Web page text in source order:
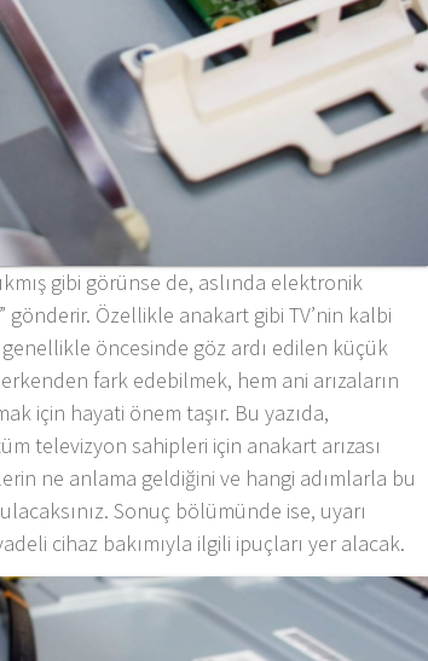
gibi görünse de, aslında elektronik
Özellikle anakart gibi TV’nin kalbi
öncesinde göz ardı edilen küçük
fark edebilmek, hem ani arızaların
için hayati önem taşır. Bu yazıda,
televizyon sahipleri için anakart arızası
ne anlama geldiğini ve hangi adımlarla bu
Sonuç bölümünde ise, uyarı
cihaz bakımıyla ilgili ipuçları yer alacak.